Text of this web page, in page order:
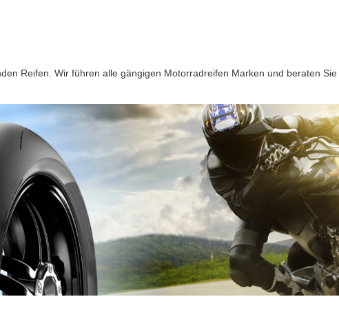
Reifen. Wir führen alle gängigen Motorradreifen Marken und beraten